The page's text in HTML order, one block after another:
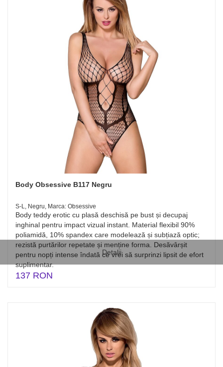
Detalii
Body Obsessive B117 Negru
S-L, Negru, Marca: Obsessive
Body teddy erotic cu plasă deschisă pe bust și decupaj
inghinal pentru impact vizual instant. Material flexibil 90%
poliamidă, 10% spandex care modelează și subțiază optic;
rezistă purtărilor repetate și menține forma. Desăvârșit
pentru nopți intense îndată ce vrei să surprinzi lipsit de efort
suplimentar.
137 RON